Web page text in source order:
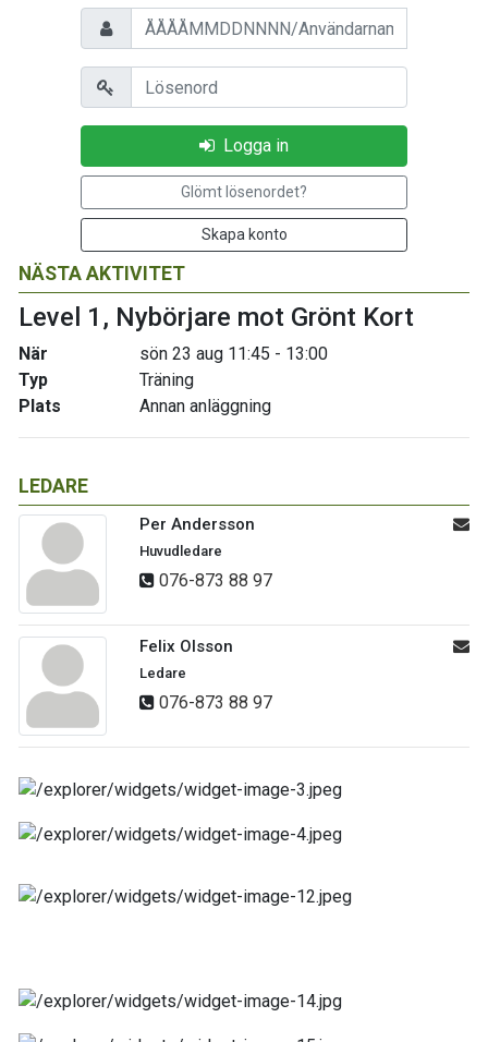
NÄSTA AKTIVITET
Level 1, Nybörjare mot Grönt Kort
När
sön 23 aug 11:45 - 13:00
Typ
Träning
Plats
Annan anläggning
LEDARE
Per Andersson
Huvudledare
076-873 88 97
Felix Olsson
Ledare
076-873 88 97
Personnummer/Användarnamn
Lösenord
Logga in
Glömt lösenordet?
Skapa konto